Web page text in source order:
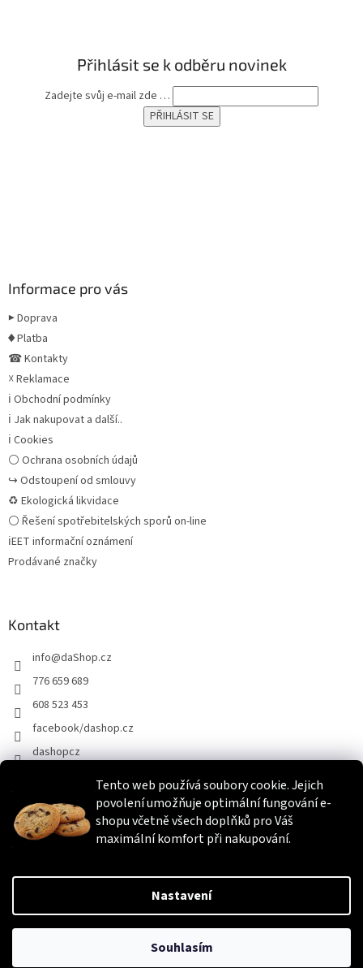
Tento web používá soubory cookie. Jejich
povolení umožňuje optimální fungování e-
shopu včetně všech doplňků pro Váš
maximální komfort při nakupování.
Nastavení
Souhlasím
Přihlásit se k odběru novinek
Zadejte svůj e-mail zde …
Informace pro vás
▶ Doprava
♦ Platba
☎ Kontakty
☓ Reklamace
ℹ Obchodní podmínky
ℹ Jak nakupovat a další..
ℹ Cookies
⚪ Ochrana osobních údajů
↪ Odstoupení od smlouvy
♻ Ekologická likvidace
⚪ Řešení spotřebitelských sporů on-line
ℹEET informační oznámení
Prodávané značky
Kontakt
info@daShop.cz
776 659 689
608 523 453
facebook/dashop.cz
dashopcz
Heureka.cz Zboží.cz Srovnáme.cz
Copyright 2026daShop.cz. Všechna práva vyhrazena.Upravit
nastavení cookies